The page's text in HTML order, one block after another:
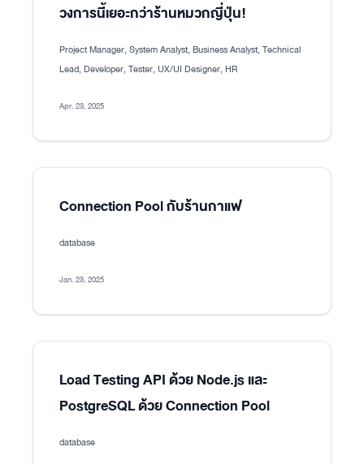
วงการนี้เยอะกว่าร้านหมวกญี่ปุ่น!
Project Manager, System Analyst, Business Analyst, Technical
Lead, Developer, Tester, UX/UI Designer, HR
Apr. 23, 2025
Connection Pool กับร้านกาแฟ
database
Jan. 23, 2025
Load Testing API ด้วย Node.js และ
PostgreSQL ด้วย Connection Pool
database